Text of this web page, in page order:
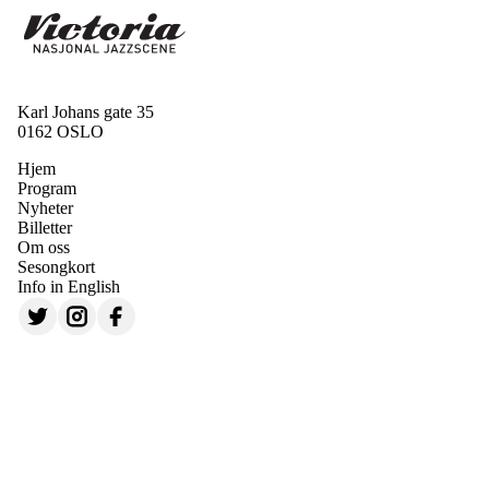
Karl Johans gate 35
0162 OSLO
Hjem
Program
Nyheter
Billetter
Om oss
Sesongkort
Info in English